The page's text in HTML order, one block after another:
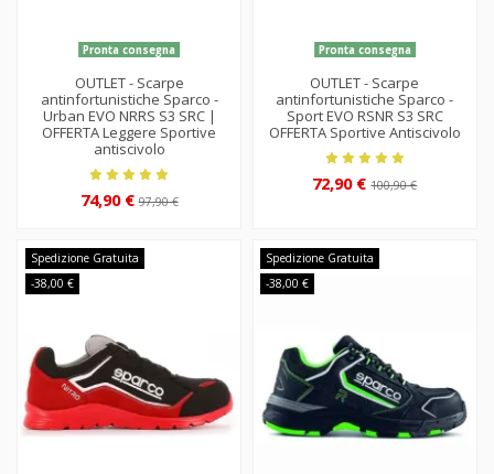
Pronta consegna
OUTLET - Scarpe
antinfortunistiche Sparco -
Urban EVO NRRS S3 SRC |
OFFERTA Leggere Sportive
antiscivolo
74,90 €97,90 €
Pronta consegna
OUTLET - Scarpe
antinfortunistiche Sparco -
Sport EVO RSNR S3 SRC
OFFERTA Sportive Antiscivolo
72,90 €100,90 €
Spedizione Gratuita
-38,00 €
Spedizione Gratuita
-38,00 €